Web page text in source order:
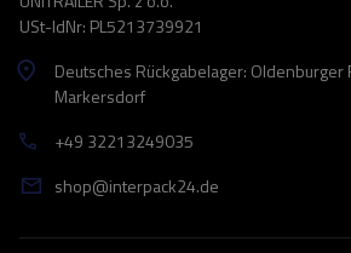
USt-IdNr: PL5213739921
Deutsches Rückgabelager: Oldenburger
Markersdorf
+49 32213249035
shop@interpack24.de